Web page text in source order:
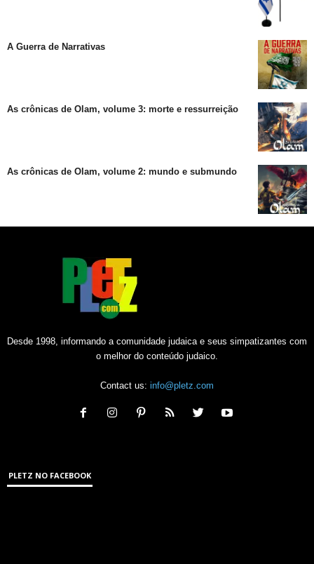
A Guerra de Narrativas
As crônicas de Olam, volume 3: morte e ressurreição
As crônicas de Olam, volume 2: mundo e submundo
Desde 1998, informando a comunidade judaica e seus simpatizantes com
o melhor do conteúdo judaico.
Contact us: info@pletz.com
PLETZ NO FACEBOOK